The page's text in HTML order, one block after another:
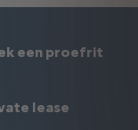
een proefrit
lease